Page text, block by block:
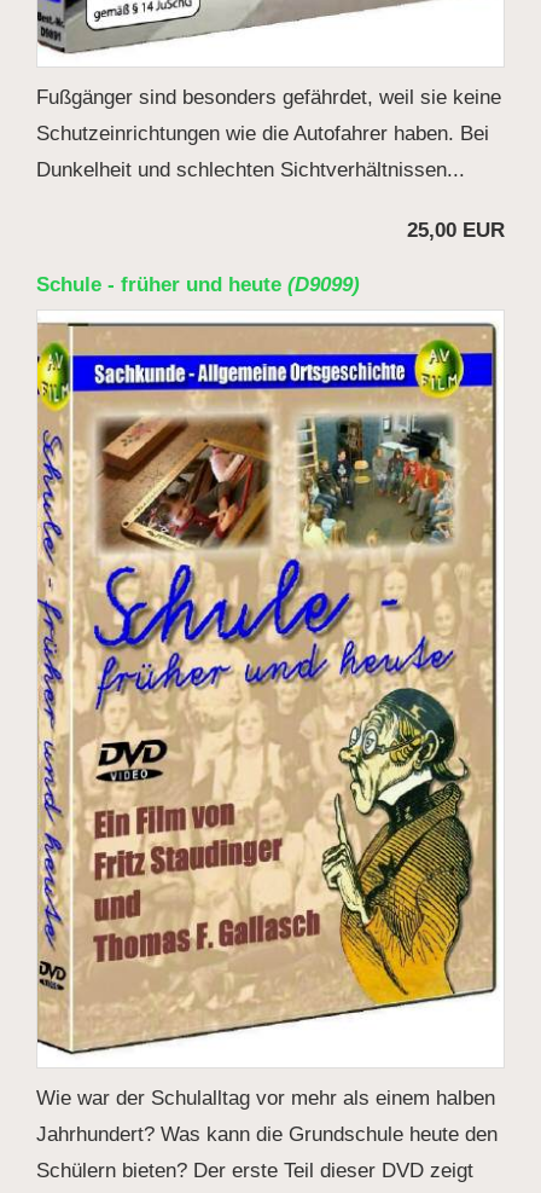
Fußgänger sind besonders gefährdet, weil sie keine
Schutzeinrichtungen wie die Autofahrer haben. Bei
Dunkelheit und schlechten Sichtverhältnissen...
25,00 EUR
Schule - früher und heute (D9099)
Wie war der Schulalltag vor mehr als einem halben
Jahrhundert? Was kann die Grundschule heute den
Schülern bieten? Der erste Teil dieser DVD zeigt